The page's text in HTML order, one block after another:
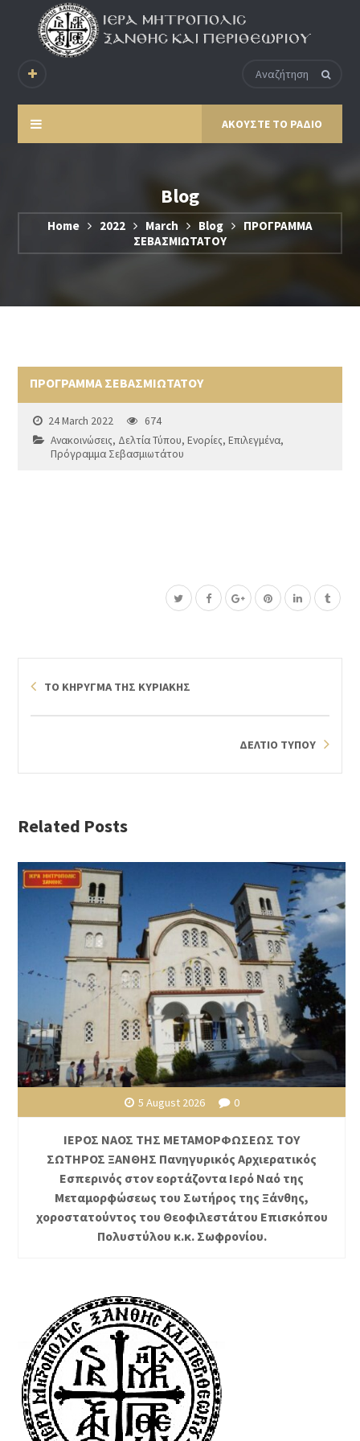
ΑΚΟΥΣΤΕ ΤΟ ΡΑΔΙΟ
Blog
Home 2022 March Blog
ΠΡΟΓΡΑΜΜΑ
ΣΕΒΑΣΜΙΩΤΑΤΟΥ
ΠΡΟΓΡΑΜΜΑ ΣΕΒΑΣΜΙΩΤΑΤΟΥ
24 March 2022
674
Ανακοινώσεις, Δελτία Τύπου,Ενορίες,Επιλεγμένα,
Πρόγραμμα Σεβασμιωτάτου
ΤΟ ΚΗΡΥΓΜΑ ΤΗΣ ΚΥΡΙΑΚΗΣ
ΔΕΛΤΙΟ ΤΥΠΟΥ
Related Posts
5 August 2026 0
ΙΕΡΟΣ ΝΑΟΣ ΤΗΣ ΜΕΤΑΜΟΡΦΩΣΕΩΣ ΤΟΥ
ΣΩΤΗΡΟΣ ΞΑΝΘΗΣ Πανηγυρικός Αρχιερατικός
Εσπερινός στον εορτάζοντα Ιερό Ναό της
Μεταμορφώσεως του Σωτήρος της Ξάνθης,
χοροστατούντος του Θεοφιλεστάτου Επισκόπου
Πολυστύλου κ.κ. Σωφρονίου.